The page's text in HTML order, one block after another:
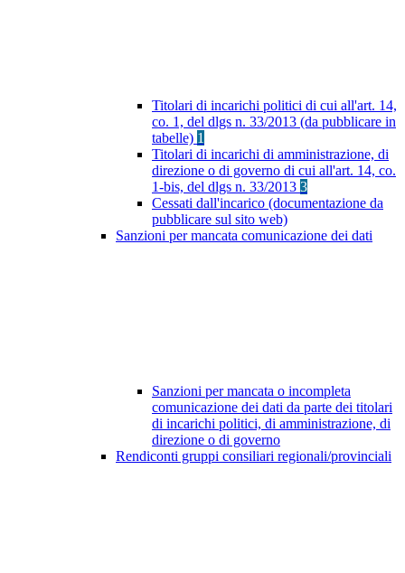
Titolari di incarichi politici di cui all'art. 14,
co. 1, del dlgs n. 33/2013 (da pubblicare in
tabelle) 1
Titolari di incarichi di amministrazione, di
direzione o di governo di cui all'art. 14, co.
1-bis, del dlgs n. 33/2013 3
Cessati dall'incarico (documentazione da
pubblicare sul sito web)
Sanzioni per mancata comunicazione dei dati
Sanzioni per mancata o incompleta
comunicazione dei dati da parte dei titolari
di incarichi politici, di amministrazione, di
direzione o di governo
Rendiconti gruppi consiliari regionali/provinciali